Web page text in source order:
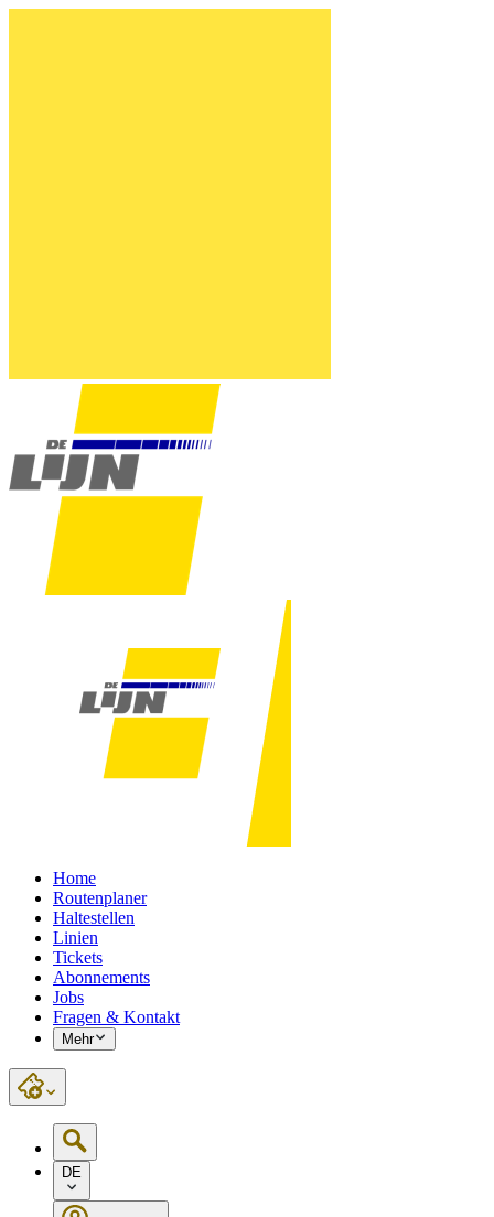
Home
Routenplaner
Haltestellen
Linien
Tickets
Abonnements
Jobs
Fragen & Kontakt
Mehr
DE